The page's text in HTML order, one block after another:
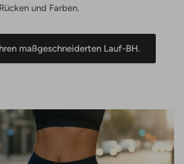
und Farben.
maßgeschneiderten Lauf-BH.